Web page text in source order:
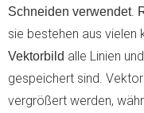
Schneiden verwendet.
sie bestehen aus vielen
Vektorbild alle Linien
gespeichert sind.
vergrößert werden,